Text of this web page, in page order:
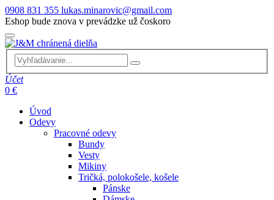
0908 831 355 lukas.minarovic@gmail.com
Eshop bude znova v prevádzke už čoskoro
Účet
0 €
Úvod
Odevy
Pracovné odevy
Bundy
Vesty
Mikiny
Tričká, polokošele, košele
Pánske